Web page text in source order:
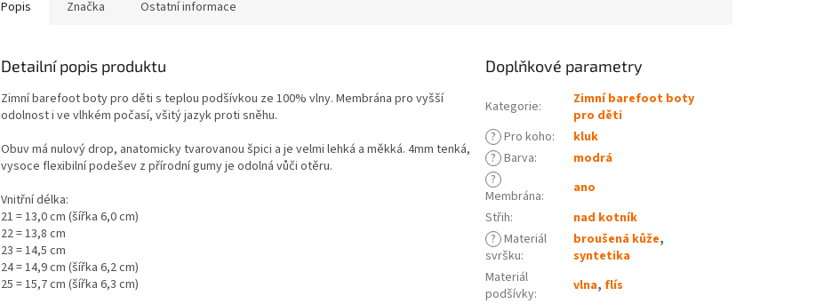
Popis Značka Ostatní informace
Detailní popis produktu
Zimní barefoot boty pro děti s teplou podšívkou ze 100% vlny. Membrána pro vyšší
odolnost i ve vlhkém počasí, všitý jazyk proti sněhu.
Obuv má nulový drop, anatomicky tvarovanou špici a je velmi lehká a měkká. 4mm tenká,
vysoce flexibilní podešev z přírodní gumy je odolná vůči otěru.
Vnitřní délka:
21 = 13,0 cm (šířka 6,0 cm)
22 = 13,8 cm
23 = 14,5 cm
24 = 14,9 cm (šířka 6,2 cm)
25 = 15,7 cm (šířka 6,3 cm)
Doplňkové parametry
Kategorie:
Zimní barefoot boty
pro děti
? Pro koho:
kluk
? Barva:
modrá
?
Membrána:
ano
Střih:
nad kotník
? Materiál
svršku:
broušená kůže,
syntetika
Materiál
podšívky: vlna, flís